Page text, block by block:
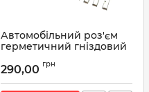
Автомобільний роз'єм
герметичний гніздовий
мм аналог SUMITOMO
290,00 грн